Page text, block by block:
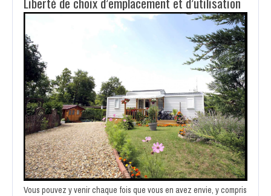
Vous pouvez y venir chaque fois que vous en avez envie, y compris